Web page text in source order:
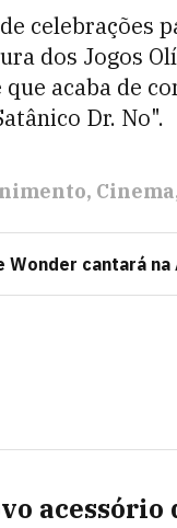
celebrações
dos Jogos
acaba de
Dr. No".
Cinema
Wonder cantará na